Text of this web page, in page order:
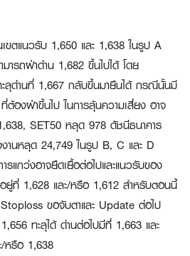
ขตแนวรับ 1,650 และ 1,638 ในรูป A
ารถฝ่าด่าน 1,682 ขึ้นไปได้ โดย
ลุด่านที่ 1,667 กลับขึ้นมายืนได้ กรณีนั้นมี
องฝ่าขึ้นไป ในการลุ้นความเสี่ยง อาจ
SET50 หลุด 978 ดัชนีธนาคาร
นหลุด 24,749 ในรูป B, C และ D
กว่งอาจยืดเยื้อต่อไปและแนวรับของ
อยู่ที่ 1,628 และ/หรือ 1,612 สำหรับตอนนี้
ขอจับตาและ Update ต่อไป
ทะลุได้ ด่านต่อไปมีที่ 1,663 และ
หรือ 1,638